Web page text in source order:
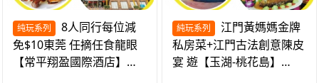
纯玩系列
免$10東莞 任摘任食龍眼
【常平翔盈國際酒店】
純玩系列
私房菜+江門古法創意陳皮
宴 遊【玉湖-桃花島】